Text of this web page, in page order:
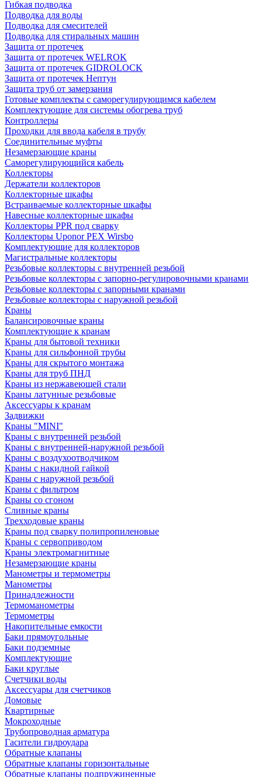
Гибкая подводка
Подводка для воды
Подводка для смесителей
Подводка для стиральных машин
Защита от протечек
Защита от протечек WELROK
Защита от протечек GIDROLOCK
Защита от протечек Нептун
Защита труб от замерзания
Готовые комплекты с саморегулирующимся кабелем
Комплектующие для системы обогрева труб
Контроллеры
Проходки для ввода кабеля в трубу
Соединительные муфты
Незамерзающие краны
Саморегулирующийся кабель
Коллекторы
Держатели коллекторов
Коллекторные шкафы
Встраиваемые коллекторные шкафы
Навесные коллекторные шкафы
Коллекторы PPR под сварку
Коллекторы Uponor PEX Wirsbo
Комплектующие для коллекторов
Магистральные коллекторы
Резьбовые коллекторы с внутренней резьбой
Резьбовые коллекторы с запорно-регулировочными кранами
Резьбовые коллекторы с запорными кранами
Резьбовые коллекторы с наружной резьбой
Краны
Балансировочные краны
Комплектующие к кранам
Краны для бытовой техники
Краны для сильфонной трубы
Краны для скрытого монтажа
Краны для труб ПНД
Краны из нержавеющей стали
Краны латунные резьбовые
Аксессуары к кранам
Задвижки
Краны "MINI"
Краны с внутренней резьбой
Краны с внутренней-наружной резьбой
Краны с воздухоотводчиком
Краны с накидной гайкой
Краны с наружной резьбой
Краны с фильтром
Краны со сгоном
Сливные краны
Трехходовые краны
Краны под сварку полипропиленовые
Краны с сервоприводом
Краны электромагнитные
Незамерзающие краны
Манометры и термометры
Манометры
Принадлежности
Термоманометры
Термометры
Накопительные емкости
Баки прямоугольные
Баки подземные
Комплектующие
Баки круглые
Счетчики воды
Аксессуары для счетчиков
Домовые
Квартирные
Мокроходные
Трубопроводная арматура
Гасители гидроудара
Обратные клапаны
Обратные клапаны горизонтальные
Обратные клапаны подпружиненные